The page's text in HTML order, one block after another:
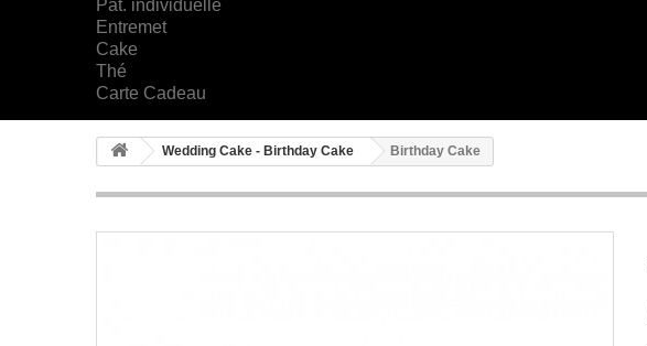
Pât. individuelle
Entremet
Cake
Thé
Carte Cadeau
Wedding Cake - Birthday Cake Birthday Cake